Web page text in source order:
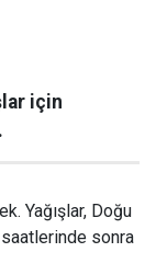
için
Yağışlar, Doğu
sonra